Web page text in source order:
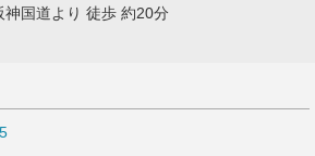
神国道より 徒歩 約20分